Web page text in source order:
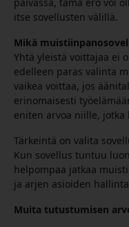
itse sovellusten välillä.
Mikä
Yhtä yleistä voittajaa ei
edelleen paras valinta
vaikea voittaa, jos
erinomaisesti
eniten arvoa niille, jotka
Tärkeintä on valita
Kun sovellus tuntuu
helpompaa jatkaa
ja arjen asioiden
Muita tutustumisen